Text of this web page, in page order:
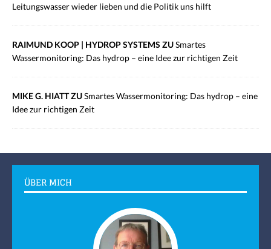
Leitungswasser wieder lieben und die Politik uns hilft
RAIMUND KOOP | HYDROP SYSTEMS ZUSmartes
Wassermonitoring: Das hydrop – eine Idee zur richtigen Zeit
MIKE G. HIATT ZUSmartes Wassermonitoring: Das hydrop – eine
Idee zur richtigen Zeit
ÜBER MICH